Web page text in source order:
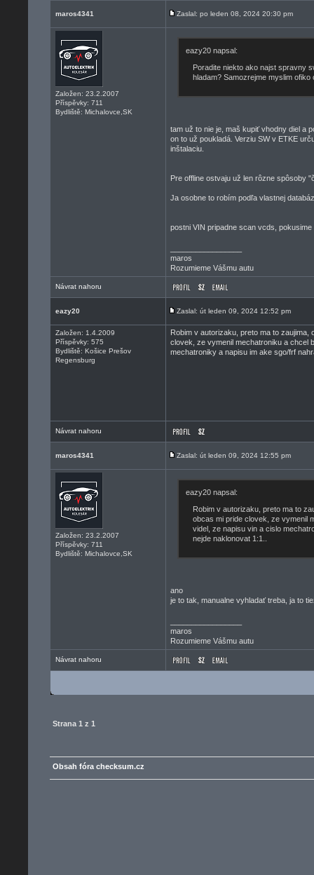
maros4341 Zaslal: po leden 08, 2024 20:30 pm
Založen: 23.2.2007
Příspěvky: 711
Bydliště: Michalovce,SK
eazy20 napsal:
Poradite niekto ako najst spravny
hladam? Samozrejme myslim ofiko
tam už to nie je, maš kupiť vhodny diel a
on to už poukladá. Verziu SW v ETKE
inštalaciu.
Pre offline ostvaju už len rôzne spôsoby
Ja osobne to robím podľa vlastnej
postni VIN pripadne scan vcds,
maros
Rozumieme Vášmu autu
Návrat nahoru
eazy20 Zaslal: út leden 09, 2024 12:52 pm
Založen: 1.4.2009
Příspěvky: 575
Bydliště: Košice Prešov
Regensburg
Robim v autorizaku, preto ma to zaujima,
clovek, ze vymenil mechatroniku a chcel
mechatroniky a napisu im ake sgo/frf
Návrat nahoru
maros4341 Zaslal: út leden 09, 2024 12:55 pm
Založen: 23.2.2007
Příspěvky: 711
Bydliště: Michalovce,SK
eazy20 napsal:
Robim v autorizaku, preto ma to
obcas mi pride clovek, ze vymenil
videl, ze napisu vin a cislo
nejde naklonovat 1:1..
ano
je to tak, manualne vyhladať treba, ja to
maros
Rozumieme Vášmu autu
Návrat nahoru
Strana 1 z 1
Obsah fóra checksum.cz